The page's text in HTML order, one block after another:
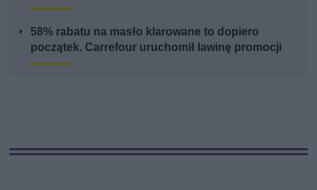
58% rabatu na masło klarowane to dopiero
początek. Carrefour uruchomił lawinę promocji